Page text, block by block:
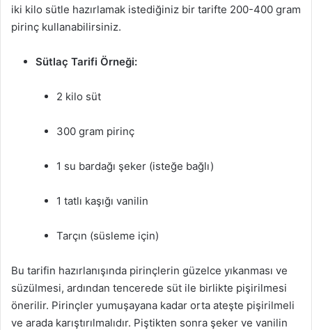
iki kilo sütle hazırlamak istediğiniz bir tarifte 200-400 gram
pirinç kullanabilirsiniz.
Sütlaç Tarifi Örneği:
2 kilo süt
300 gram pirinç
1 su bardağı şeker (isteğe bağlı)
1 tatlı kaşığı vanilin
Tarçın (süsleme için)
Bu tarifin hazırlanışında pirinçlerin güzelce yıkanması ve
süzülmesi, ardından tencerede süt ile birlikte pişirilmesi
önerilir. Pirinçler yumuşayana kadar orta ateşte pişirilmeli
ve arada karıştırılmalıdır. Piştikten sonra şeker ve vanilin